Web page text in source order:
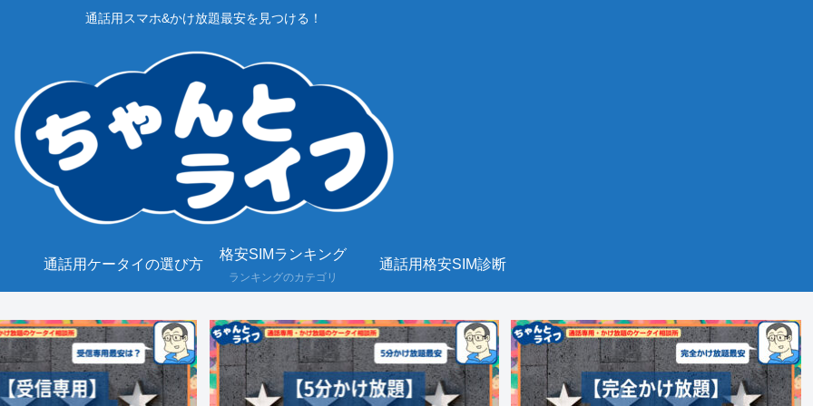
通話用スマホ&かけ放題最安を見つける！
通話用ケータイの選び方
格安SIMランキング
ランキングのカテゴリ
通話用格安SIM診断